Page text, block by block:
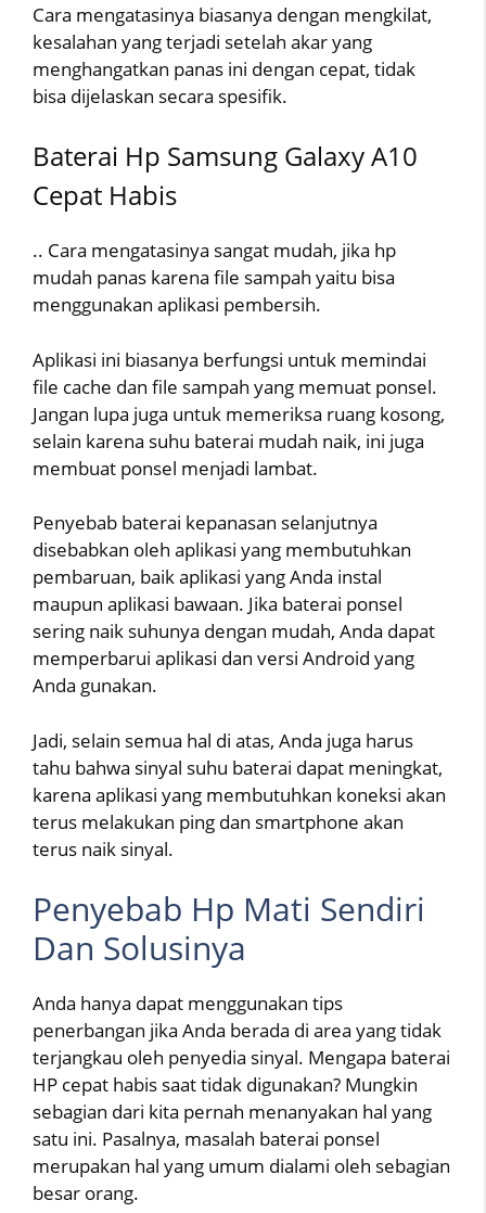
Cara mengatasinya biasanya dengan mengkilat,
kesalahan yang terjadi setelah akar yang
menghangatkan panas ini dengan cepat, tidak
bisa dijelaskan secara spesifik.
Baterai Hp Samsung Galaxy A10
Cepat Habis
.. Cara mengatasinya sangat mudah, jika hp
mudah panas karena file sampah yaitu bisa
menggunakan aplikasi pembersih.
Aplikasi ini biasanya berfungsi untuk memindai
file cache dan file sampah yang memuat ponsel.
Jangan lupa juga untuk memeriksa ruang kosong,
selain karena suhu baterai mudah naik, ini juga
membuat ponsel menjadi lambat.
Penyebab baterai kepanasan selanjutnya
disebabkan oleh aplikasi yang membutuhkan
pembaruan, baik aplikasi yang Anda instal
maupun aplikasi bawaan. Jika baterai ponsel
sering naik suhunya dengan mudah, Anda dapat
memperbarui aplikasi dan versi Android yang
Anda gunakan.
Jadi, selain semua hal di atas, Anda juga harus
tahu bahwa sinyal suhu baterai dapat meningkat,
karena aplikasi yang membutuhkan koneksi akan
terus melakukan ping dan smartphone akan
terus naik sinyal.
Penyebab Hp Mati Sendiri
Dan Solusinya
Anda hanya dapat menggunakan tips
penerbangan jika Anda berada di area yang tidak
terjangkau oleh penyedia sinyal. Mengapa baterai
HP cepat habis saat tidak digunakan? Mungkin
sebagian dari kita pernah menanyakan hal yang
satu ini. Pasalnya, masalah baterai ponsel
merupakan hal yang umum dialami oleh sebagian
besar orang.